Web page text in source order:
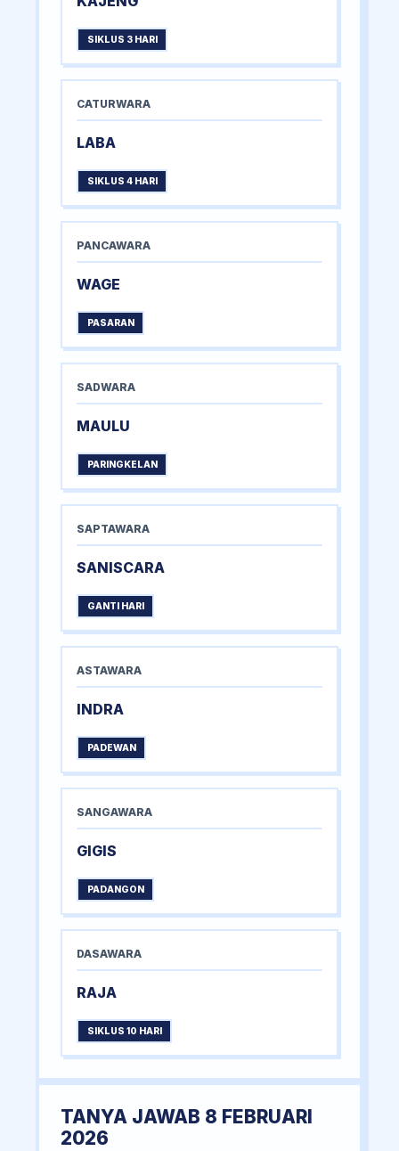
SIKLUS 3 HARI
CATURWARA
LABA
SIKLUS 4 HARI
PANCAWARA
WAGE
PASARAN
SADWARA
MAULU
PARINGKELAN
SAPTAWARA
SANISCARA
GANTI HARI
ASTAWARA
INDRA
PADEWAN
SANGAWARA
GIGIS
PADANGON
DASAWARA
RAJA
SIKLUS 10 HARI
TANYA JAWAB 8 FEBRUARI
2026